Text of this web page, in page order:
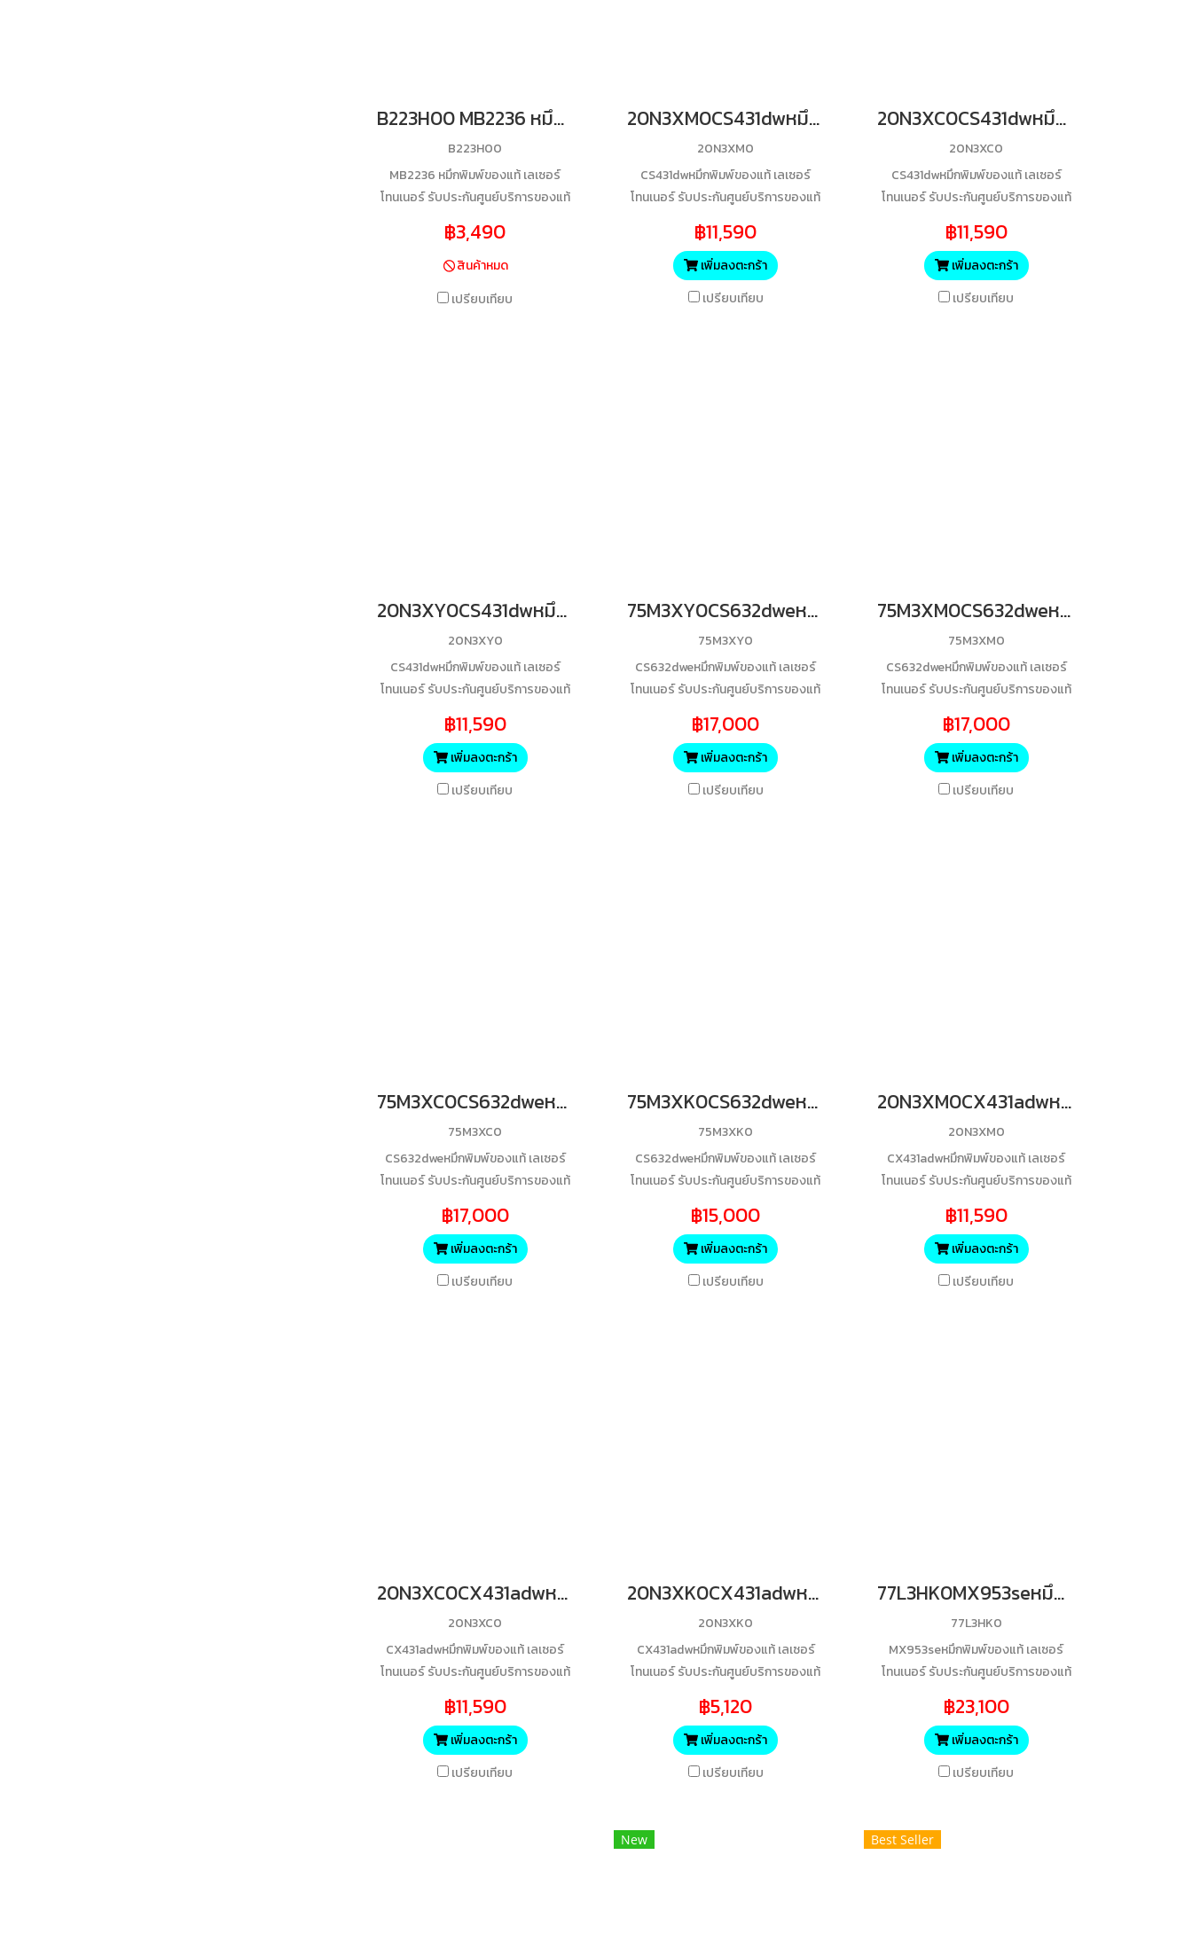
B223H00 MB2236 หมึกพิมพ์ของแท้ เลเซอร์โทนเนอร์ รับประกันศูนย์บริการของแท้แน่นอนBk 3,000 Yields
B223H00
MB2236 หมึกพิมพ์ของแท้ เลเซอร์
โทนเนอร์ รับประกันศูนย์บริการของแท้
฿3,490
สินค้าหมด
เปรียบเทียบ
20N3XM0CS431dwหมึกพิมพ์ของแท้ เลเซอร์โทนเนอร์ รับประกันศูนย์บริการของแท้แน่นอนM 6700 Yields
20N3XM0
CS431dwหมึกพิมพ์ของแท้ เลเซอร์
โทนเนอร์ รับประกันศูนย์บริการของแท้
฿11,590
เพิ่มลงตะกร้า
เปรียบเทียบ
20N3XC0CS431dwหมึกพิมพ์ของแท้ เลเซอร์โทนเนอร์ รับประกันศูนย์บริการของแท้แน่นอนC 6700 Yields
20N3XC0
CS431dwหมึกพิมพ์ของแท้ เลเซอร์
โทนเนอร์ รับประกันศูนย์บริการของแท้
฿11,590
เพิ่มลงตะกร้า
เปรียบเทียบ
20N3XY0CS431dwหมึกพิมพ์ของแท้ เลเซอร์โทนเนอร์ รับประกันศูนย์บริการของแท้แน่นอนY 6700 Yields
20N3XY0
CS431dwหมึกพิมพ์ของแท้ เลเซอร์
โทนเนอร์ รับประกันศูนย์บริการของแท้
฿11,590
เพิ่มลงตะกร้า
เปรียบเทียบ
75M3XY0CS632dweหมึกพิมพ์ของแท้ เลเซอร์โทนเนอร์ รับประกันศูนย์บริการของแท้แน่นอนY 11700 Yields
75M3XY0
CS632dweหมึกพิมพ์ของแท้ เลเซอร์
โทนเนอร์ รับประกันศูนย์บริการของแท้
฿17,000
เพิ่มลงตะกร้า
เปรียบเทียบ
75M3XM0CS632dweหมึกพิมพ์ของแท้ เลเซอร์โทนเนอร์ รับประกันศูนย์บริการของแท้แน่นอนM 11700 Yields
75M3XM0
CS632dweหมึกพิมพ์ของแท้ เลเซอร์
โทนเนอร์ รับประกันศูนย์บริการของแท้
฿17,000
เพิ่มลงตะกร้า
เปรียบเทียบ
75M3XC0CS632dweหมึกพิมพ์ของแท้ เลเซอร์โทนเนอร์ รับประกันศูนย์บริการของแท้แน่นอนC 11700 Yields
75M3XC0
CS632dweหมึกพิมพ์ของแท้ เลเซอร์
โทนเนอร์ รับประกันศูนย์บริการของแท้
฿17,000
เพิ่มลงตะกร้า
เปรียบเทียบ
75M3XK0CS632dweหมึกพิมพ์ของแท้ เลเซอร์โทนเนอร์ รับประกันศูนย์บริการของแท้แน่นอนBK 20000 Yields
75M3XK0
CS632dweหมึกพิมพ์ของแท้ เลเซอร์
โทนเนอร์ รับประกันศูนย์บริการของแท้
฿15,000
เพิ่มลงตะกร้า
เปรียบเทียบ
20N3XM0CX431adwหมึกพิมพ์ของแท้ เลเซอร์โทนเนอร์ รับประกันศูนย์บริการของแท้แน่นอนM 6700 Yields
20N3XM0
CX431adwหมึกพิมพ์ของแท้ เลเซอร์
โทนเนอร์ รับประกันศูนย์บริการของแท้
฿11,590
เพิ่มลงตะกร้า
เปรียบเทียบ
20N3XC0CX431adwหมึกพิมพ์ของแท้ เลเซอร์โทนเนอร์ รับประกันศูนย์บริการของแท้แน่นอนC 6700 Yields
20N3XC0
CX431adwหมึกพิมพ์ของแท้ เลเซอร์
โทนเนอร์ รับประกันศูนย์บริการของแท้
฿11,590
เพิ่มลงตะกร้า
เปรียบเทียบ
20N3XK0CX431adwหมึกพิมพ์ของแท้ เลเซอร์โทนเนอร์ รับประกันศูนย์บริการของแท้แน่นอนBK 6000 Yields
20N3XK0
CX431adwหมึกพิมพ์ของแท้ เลเซอร์
โทนเนอร์ รับประกันศูนย์บริการของแท้
฿5,120
เพิ่มลงตะกร้า
เปรียบเทียบ
77L3HK0MX953seหมึกพิมพ์ของแท้ เลเซอร์โทนเนอร์ รับประกันศูนย์บริการของแท้แน่นอนBK 47700 Yields
77L3HK0
MX953seหมึกพิมพ์ของแท้ เลเซอร์
โทนเนอร์ รับประกันศูนย์บริการของแท้
฿23,100
เพิ่มลงตะกร้า
เปรียบเทียบ
New Best Seller